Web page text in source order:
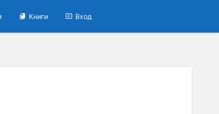
Книги Вход